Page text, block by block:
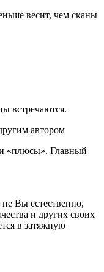
весит, чем сканы
встречаются.
автором
«плюсы». Главный
Вы естественно,
и других своих
в затяжную